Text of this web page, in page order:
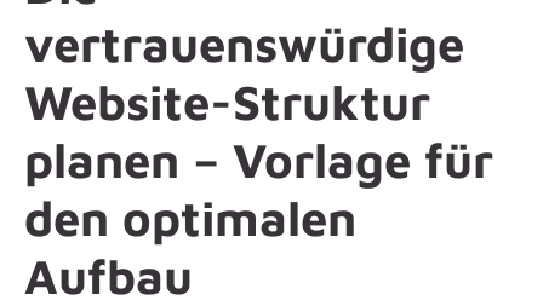
vertrauenswürdige
Website-Struktur
planen – Vorlage für
den optimalen
Aufbau